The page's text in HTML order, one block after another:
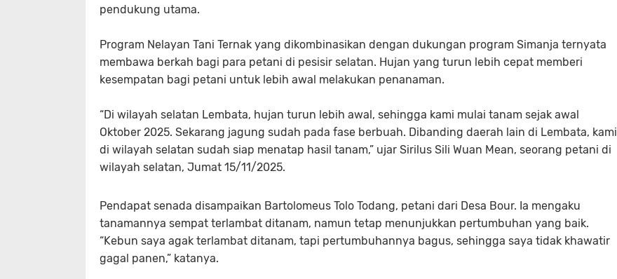
pendukung utama.
Program Nelayan Tani Ternak yang dikombinasikan dengan dukungan program Simanja ternyata
membawa berkah bagi para petani di pesisir selatan. Hujan yang turun lebih cepat memberi
kesempatan bagi petani untuk lebih awal melakukan penanaman.
“Di wilayah selatan Lembata, hujan turun lebih awal, sehingga kami mulai tanam sejak awal
Oktober 2025. Sekarang jagung sudah pada fase berbuah. Dibanding daerah lain di Lembata, kami
di wilayah selatan sudah siap menatap hasil tanam,” ujar Sirilus Sili Wuan Mean, seorang petani di
wilayah selatan, Jumat 15/11/2025.
Pendapat senada disampaikan Bartolomeus Tolo Todang, petani dari Desa Bour. Ia mengaku
tanamannya sempat terlambat ditanam, namun tetap menunjukkan pertumbuhan yang baik.
“Kebun saya agak terlambat ditanam, tapi pertumbuhannya bagus, sehingga saya tidak khawatir
gagal panen,” katanya.